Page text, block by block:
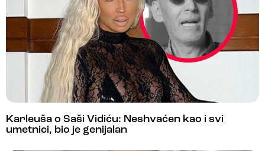
Karleuša o Saši Vidiću: Neshvaćen kao i svi
umetnici, bio je genijalan